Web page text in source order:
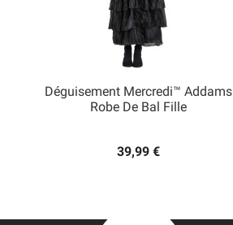
Déguisement Mercredi™ Addams
Robe De Bal Fille
39,99 €
Aperçu rapide